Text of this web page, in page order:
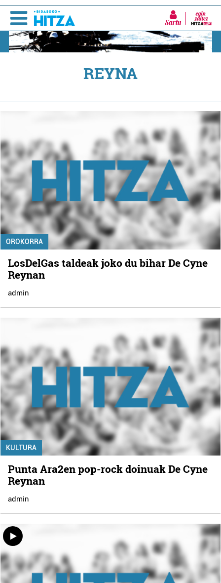
Sartu
REYNA
OROKORRA
LosDelGas taldeak joko du bihar De Cyne
Reynan
admin
KULTURA
Punta Ara2en pop-rock doinuak De Cyne
Reynan
admin